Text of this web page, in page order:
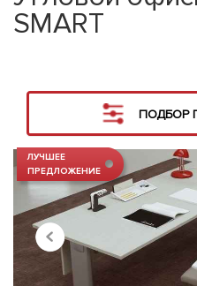
SMART
ПОДБОР
ЛУЧШЕЕ
ПРЕДЛОЖЕНИЕ